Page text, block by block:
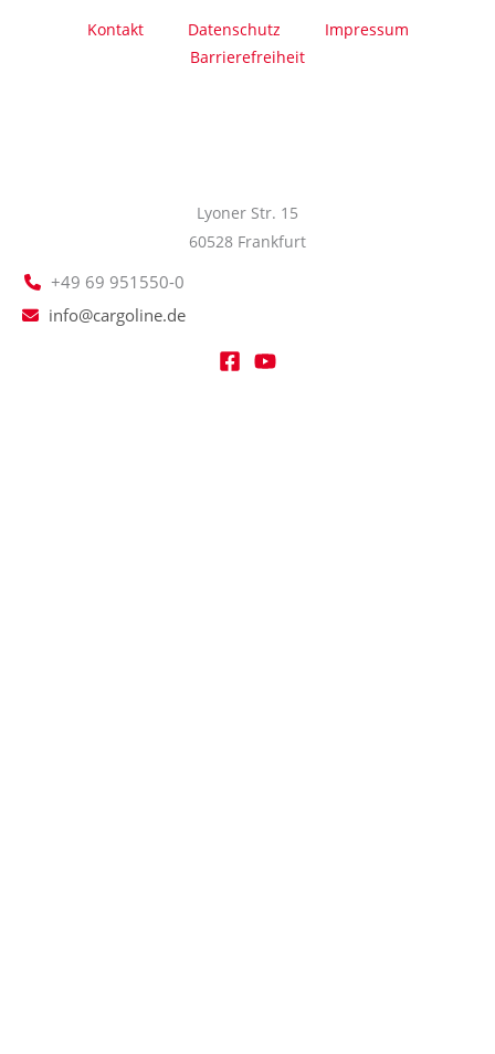
Kontakt Datenschutz
Impressum
Barrierefreiheit
Lyoner Str. 15
60528 Frankfurt
+49 69 951550-0
info@cargoline.de